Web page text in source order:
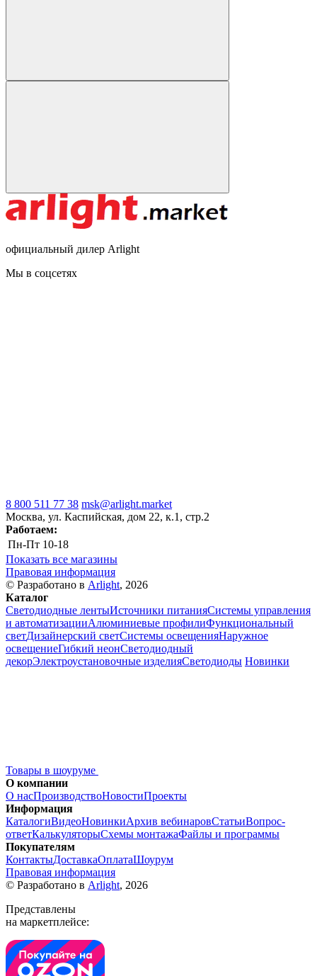
официальный дилер Arlight
Мы в соцсетях
8 800 511 77 38 msk@arlight.market
Москва, ул. Каспийская, дом 22, к.1, стр.2
Работаем:
Пн-Пт 10-18
Показать все магазины
Правовая информация
© Разработано в Arlight, 2026
Каталог
Светодиодные лентыИсточники питанияСистемы управления
и автоматизацииАлюминиевые профилиФункциональный
светДизайнерский светСистемы освещенияНаружное
освещениеГибкий неонСветодиодный
декорЭлектроустановочные изделияСветодиоды Новинки
Товары в шоуруме
О компании
О насПроизводствоНовостиПроекты
Информация
КаталогиВидеоНовинкиАрхив вебинаровСтатьиВопрос-
ответКалькуляторыСхемы монтажаФайлы и программы
Покупателям
КонтактыДоставкаОплатаШоурум
Правовая информация
© Разработано в Arlight, 2026
Представлены
на маркетплейсе: